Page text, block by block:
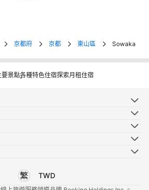
京都府 京都 東山區 Sowaka
要景點各種特色住宿探索月租住宿
選擇您使用的語言
TWD
選擇您使用的貨幣